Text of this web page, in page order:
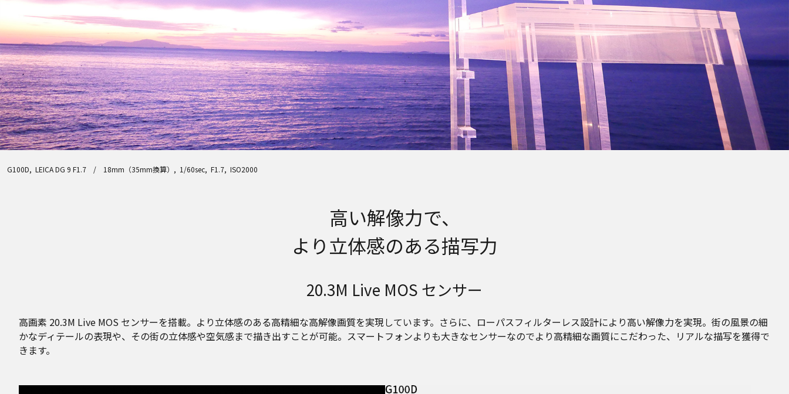
G100D, LEICA DG 9 F1.7 / 18mm（35mm換算）, 1/60sec, F1.7, ISO2000
高い解像力で、
より立体感のある描写力
20.3M Live MOS センサー
高画素 20.3M Live MOS センサーを搭載。より立体感のある高精細な高解像画質を実現しています。さらに、ローパスフィルターレス設計により高い解像力を実現。街の風景の細
かなディテールの表現や、その街の立体感や空気感まで描き出すことが可能。スマートフォンよりも大きなセンサーなのでより高精細な画質にこだわった、リアルな描写を獲得で
きます。